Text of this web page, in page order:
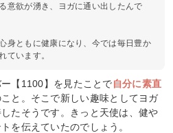
意欲が湧き、ヨガに通い出したんで
身ともに健康になり、今では毎日豊か
ています。
【1100】を見たことで自分に素直
こと。そこで新しい趣味としてヨガ
たそうです。きっと天使は、健や
を伝えていたのでしょう。